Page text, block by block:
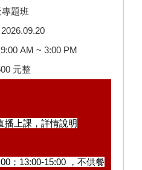
題班
AM ~ 3:00 PM
元整
播上課， 詳情說明
；13:00-15:00 ，不供餐